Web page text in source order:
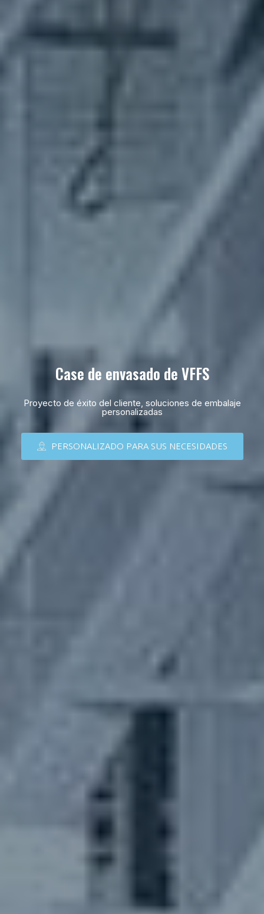
Case de envasado de VFFS
Proyecto de éxito del cliente, soluciones de embalaje
personalizadas
PERSONALIZADO PARA SUS NECESIDADES